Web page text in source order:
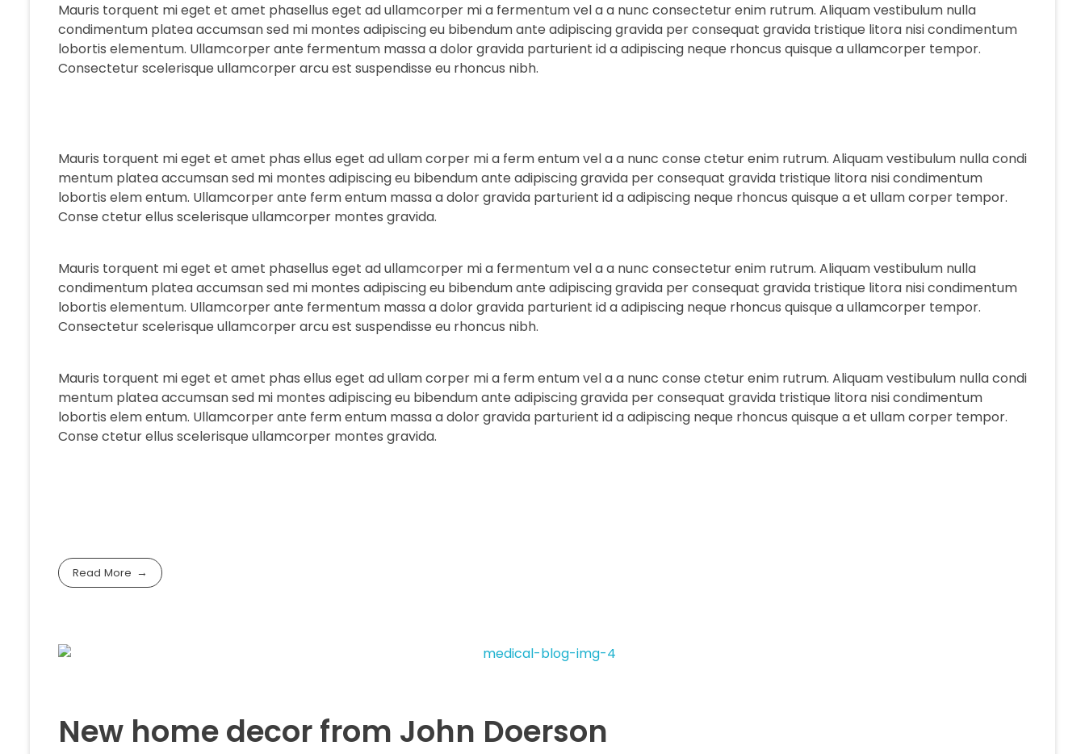
Mauris torquent mi eget et amet phasellus eget ad ullamcorper mi a fermentum vel a a nunc consectetur enim rutrum. Aliquam vestibulum nulla
condimentum platea accumsan sed mi montes adipiscing eu bibendum ante adipiscing gravida per consequat gravida tristique litora nisi condimentum
lobortis elementum. Ullamcorper ante fermentum massa a dolor gravida parturient id a adipiscing neque rhoncus quisque a ullamcorper tempor.
Consectetur scelerisque ullamcorper arcu est suspendisse eu rhoncus nibh.
Mauris torquent mi eget et amet phas ellus eget ad ullam corper mi a ferm entum vel a a nunc conse ctetur enim rutrum. Aliquam vestibulum nulla condi
mentum platea accumsan sed mi montes adipiscing eu bibendum ante adipiscing gravida per consequat gravida tristique litora nisi condimentum
lobortis elem entum. Ullamcorper ante ferm entum massa a dolor gravida parturient id a adipiscing neque rhoncus quisque a et ullam corper tempor.
Conse ctetur ellus scelerisque ullamcorper montes gravida.
Mauris torquent mi eget et amet phasellus eget ad ullamcorper mi a fermentum vel a a nunc consectetur enim rutrum. Aliquam vestibulum nulla
condimentum platea accumsan sed mi montes adipiscing eu bibendum ante adipiscing gravida per consequat gravida tristique litora nisi condimentum
lobortis elementum. Ullamcorper ante fermentum massa a dolor gravida parturient id a adipiscing neque rhoncus quisque a ullamcorper tempor.
Consectetur scelerisque ullamcorper arcu est suspendisse eu rhoncus nibh.
Mauris torquent mi eget et amet phas ellus eget ad ullam corper mi a ferm entum vel a a nunc conse ctetur enim rutrum. Aliquam vestibulum nulla condi
mentum platea accumsan sed mi montes adipiscing eu bibendum ante adipiscing gravida per consequat gravida tristique litora nisi condimentum
lobortis elem entum. Ullamcorper ante ferm entum massa a dolor gravida parturient id a adipiscing neque rhoncus quisque a et ullam corper tempor.
Conse ctetur ellus scelerisque ullamcorper montes gravida.
Read More
New home decor from John Doerson